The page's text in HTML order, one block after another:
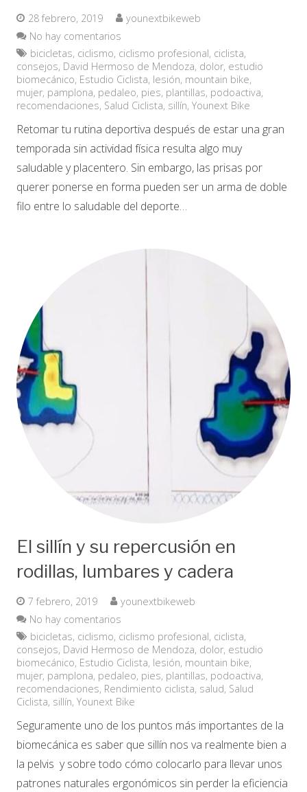
28 febrero, 2019
younextbikeweb
No hay comentarios
bicicletas, ciclismo, ciclismo profesional, ciclista,
consejos, David Hermoso de Mendoza, dolor, estudio
biomecánico, Estudio Ciclista, lesión, mountain bike,
mujer, pamplona, pedaleo, pies, plantillas, podoactiva,
recomendaciones, Salud Ciclista, sillín, Younext Bike
Retomar tu rutina deportiva después de estar una gran
temporada sin actividad física resulta algo muy
saludable y placentero. Sin embargo, las prisas por
querer ponerse en forma pueden ser un arma de doble
filo entre lo saludable del deporte…
El sillín y su repercusión en
rodillas, lumbares y cadera
7 febrero, 2019
younextbikeweb
No hay comentarios
bicicletas, ciclismo, ciclismo profesional, ciclista,
consejos, David Hermoso de Mendoza, dolor, estudio
biomecánico, Estudio Ciclista, lesión, mountain bike,
mujer, pamplona, pedaleo, pies, plantillas, podoactiva,
recomendaciones, Rendimiento ciclista, salud, Salud
Ciclista, sillín, Younext Bike
Seguramente uno de los puntos más importantes de la
biomecánica es saber que sillín nos va realmente bien a
la pelvis y sobre todo cómo colocarlo para llevar unos
patrones naturales ergonómicos sin perder la eficiencia